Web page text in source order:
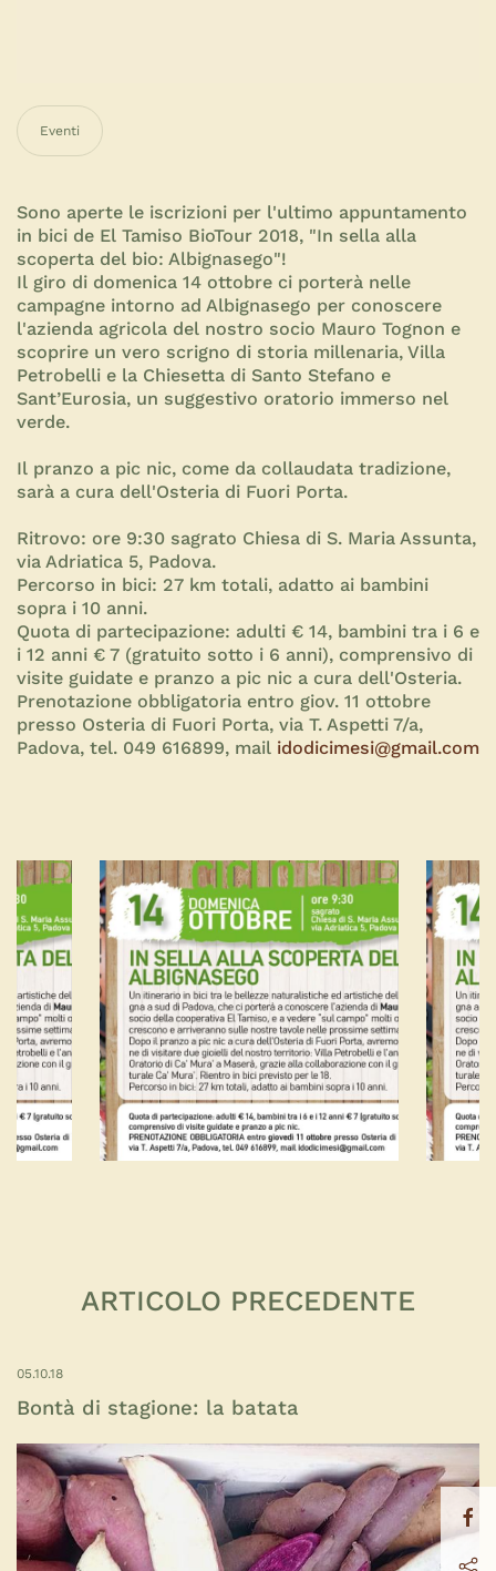
Eventi
Sono aperte le iscrizioni per l'ultimo appuntamento
in bici de El Tamiso BioTour 2018, "In sella alla
scoperta del bio: Albignasego"!
Il giro di domenica 14 ottobre ci porterà nelle
campagne intorno ad Albignasego per conoscere
l'azienda agricola del nostro socio Mauro Tognon e
scoprire un vero scrigno di storia millenaria, Villa
Petrobelli e la Chiesetta di Santo Stefano e
Sant’Eurosia, un suggestivo oratorio immerso nel
verde.
Il pranzo a pic nic, come da collaudata tradizione,
sarà a cura dell'Osteria di Fuori Porta.
Ritrovo: ore 9:30 sagrato Chiesa di S. Maria Assunta,
via Adriatica 5, Padova.
Percorso in bici: 27 km totali, adatto ai bambini
sopra i 10 anni.
Quota di partecipazione: adulti € 14, bambini tra i 6 e
i 12 anni € 7 (gratuito sotto i 6 anni), comprensivo di
visite guidate e pranzo a pic nic a cura dell'Osteria.
Prenotazione obbligatoria entro giov. 11 ottobre
presso Osteria di Fuori Porta, via T. Aspetti 7/a,
Padova, tel. 049 616899, mail idodicimesi@gmail.com
ARTICOLO PRECEDENTE
05.10.18
Bontà di stagione: la batata